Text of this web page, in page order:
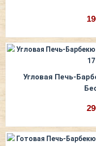
Угловая Печь-